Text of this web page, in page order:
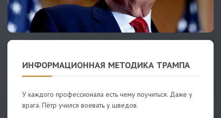
ИНФОРМАЦИОННАЯ МЕТОДИКА ТРАМПА
У каждого профессионала есть чему поучиться. Даже у
врага. Пётр учился воевать у шведов.